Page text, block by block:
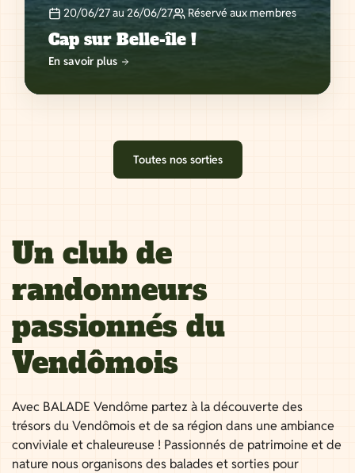
20/06/27 au 26/06/27 Réservé aux membres
Cap sur Belle-île !
En savoir plus
Toutes nos sorties
Un club de
randonneurs
passionnés du
Vendômois
Avec BALADE Vendôme partez à la découverte des
trésors du Vendômois et de sa région dans une ambiance
conviviale et chaleureuse ! Passionnés de patrimoine et de
nature nous organisons des balades et sorties pour